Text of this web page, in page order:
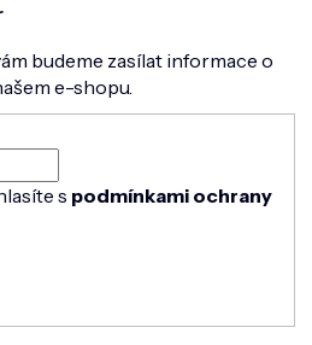
budeme zasílat informace o
e-shopu.
s podmínkami ochrany